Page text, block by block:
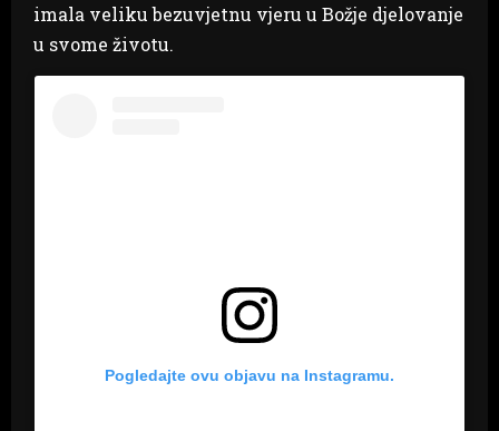
imala veliku bezuvjetnu vjeru u Božje djelovanje
u svome životu.
Pogledajte ovu objavu na Instagramu.